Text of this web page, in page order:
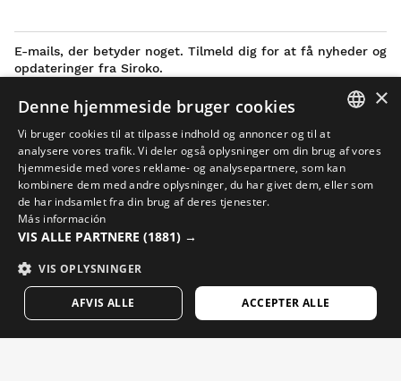
E-mails, der betyder noget. Tilmeld dig for at få nyheder og
opdateringer fra Siroko.
Skriv din e-mail
Kvinde Mand SEND
DANSK
SPANISH
ENGLISH
FINNISH
×
Denne hjemmeside bruger cookies
Vi bruger cookies til at tilpasse indhold og annoncer og til at
analysere vores trafik. Vi deler også oplysninger om din brug af vores
hjemmeside med vores reklame- og analysepartnere, som kan
kombinere dem med andre oplysninger, du har givet dem, eller som
de har indsamlet fra din brug af deres tjenester.
Más información
VIS ALLE PARTNERE (1881) →
VIS OPLYSNINGER
ACCEPTER ALLE
AFVIS ALLE